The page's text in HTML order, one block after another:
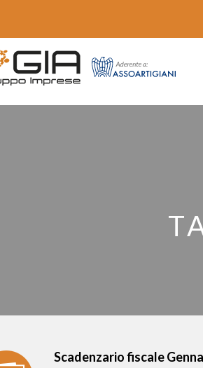
Scadenzario fiscale